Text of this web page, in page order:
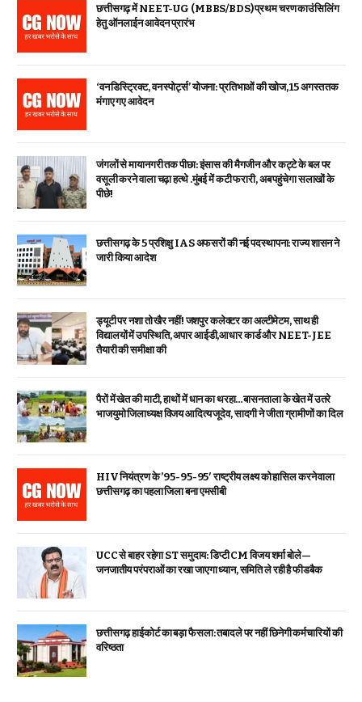
छत्तीसगढ़ में NEET-UG (MBBS/BDS) प्रथम चरण काउंसिलिंग
हेतु ऑनलाईन आवेदन प्रारंभ
‘वन डिस्ट्रिक्ट, वन स्पोर्ट्स’ योजना: प्रतिभाओं की खोज, 15 अगस्त तक
मंगाए गए आवेदन
जंगलों से मायानगरी तक पीछा: इंसास की मैगजीन और कट्टे के बल पर
वसूली करने वाला चढ़ा हत्थे .मुंबई में कटी फरारी, अब पहुंचेगा सलाखों के
पीछे!
छत्तीसगढ़ के 5 प्रशिक्षु IAS अफसरों की नई पदस्थापना: राज्य शासन ने
जारी किया आदेश
ड्यूटी पर नशा तो खैर नहीं! जशपुर कलेक्टर का अल्टीमेटम, साथ ही
विद्यालयों में उपस्थिति, अपार आईडी,आधार कार्ड और NEET-JEE
तैयारी की समीक्षा की
पैरों में खेत की माटी, हाथों में धान का थरहा…बासनताला के खेत में उतरे
भाजयुमो जिलाध्यक्ष विजय आदित्य जूदेव, सादगी ने जीता ग्रामीणों का दिल
HIV नियंत्रण के ’95-95-95′ राष्ट्रीय लक्ष्य को हासिल करने वाला
छत्तीसगढ़ का पहला जिला बना एमसीबी
UCC से बाहर रहेगा ST समुदाय: डिप्टी CM विजय शर्मा बोले—
जनजातीय परंपराओं का रखा जाएगा ध्यान, समिति ले रही है फीडबैक
छत्तीसगढ़ हाईकोर्ट का बड़ा फैसला: तबादले पर नहीं छिनेगी कर्मचारियों की
वरिष्ठता